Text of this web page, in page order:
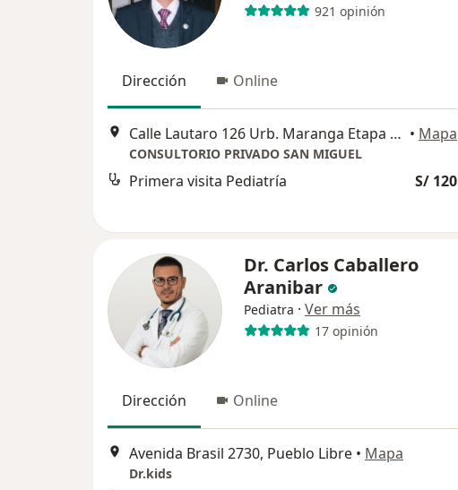
921 opinión
Dirección Online
Calle Lautaro 126 Urb. Maranga Etapa VI , SAN MIGUEL, Lima • Mapa
CONSULTORIO PRIVADO SAN MIGUEL
Primera visita Pediatría S/ 120
Dr. Carlos Caballero
Aranibar
Pediatra · Ver más
17 opinión
Dirección Online
Avenida Brasil 2730, Pueblo Libre • Mapa
Dr.kids